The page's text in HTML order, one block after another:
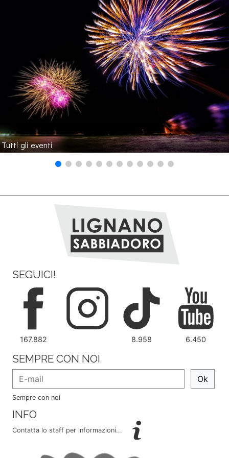
Tutti gli eventi
SEGUICI!
167.882 8.958 6.450
SEMPRE CON NOI
Ok
Sempre con noi
INFO
Contatta lo staff per informazioni...